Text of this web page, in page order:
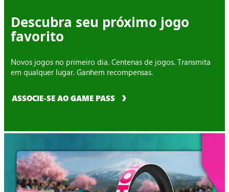
Descubra seu próximo jogo
favorito
Novos jogos no primeiro dia. Centenas de jogos. Transmita
em qualquer lugar. Ganhem recompensas.
ASSOCIE-SE AO GAME PASS